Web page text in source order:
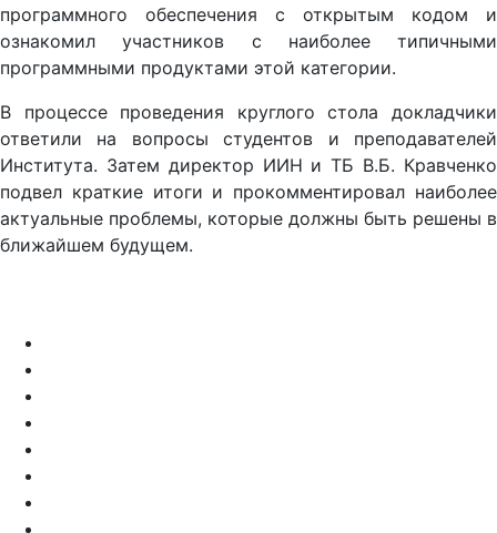
программного обеспечения с открытым кодом и
ознакомил участников с наиболее типичными
программными продуктами этой категории.
В процессе проведения круглого стола докладчики
ответили на вопросы студентов и преподавателей
Института. Затем директор ИИН и ТБ В.Б. Кравченко
подвел краткие итоги и прокомментировал наиболее
актуальные проблемы, которые должны быть решены в
ближайшем будущем.